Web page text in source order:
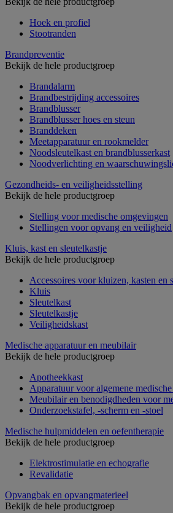
Hoek en profiel
Stootranden
Brandpreventie
Bekijk de hele productgroep
Brandalarm
Brandbestrijding accessoires
Brandblusser
Brandblusser hoes en steun
Branddeken
Meetapparatuur en rookmelder
Noodsleutelkast en brandblusserkast
Noodverlichting en
Gezondheids- en veiligheidsstelling
Bekijk de hele productgroep
Stelling voor medische omgevingen
Stellingen voor opvang en veiligheid
Kluis, kast en sleutelkastje
Bekijk de hele productgroep
Accessoires voor kluizen, kasten en
Kluis
Sleutelkast
Sleutelkastje
Veiligheidskast
Medische apparatuur en meubilair
Bekijk de hele productgroep
Apotheekkast
Apparatuur voor algemene
Meubilair en benodigdheden voor
Onderzoekstafel, -scherm en -stoel
Medische hulpmiddelen en oefentherapie
Bekijk de hele productgroep
Elektrostimulatie en echografie
Revalidatie
Opvangbak en opvangmaterieel
Bekijk de hele productgroep